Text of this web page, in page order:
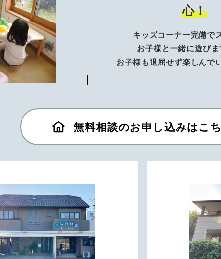
心！
キッズコーナー完備で
お子様と一緒に遊びま
お子様も退屈せず楽しんで
無料相談のお申し込みはこ